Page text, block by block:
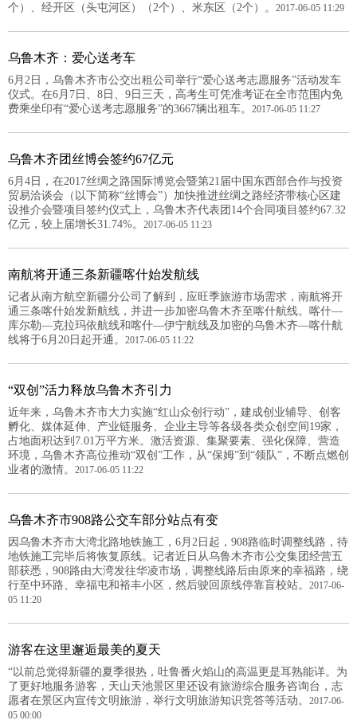
个）、经开区（头屯河区）（2个）、米东区（2个）。 2017-06-05 11:29
乌鲁木齐：爱心送考车
6月2日，乌鲁木齐市公交出租公司举行“爱心送考志愿服务”活动发车
仪式。在6月7日、8日、9日三天，高考生可凭准考证在全市范围内免
费乘坐印有“爱心送考志愿服务”的3667辆出租车。 2017-06-05 11:27
乌鲁木齐团丝博会签约67亿元
6月4日，在2017丝绸之路国际博览会暨第21届中国东西部合作与投资
贸易洽谈会（以下简称“丝博会”）加快推进丝绸之路经济带核心区建
设推介会暨项目签约仪式上，乌鲁木齐代表团14个合同项目签约67.32
亿元，较上届增长31.74%。 2017-06-05 11:23
南航将开通三条新疆喀什始发航线
记者从南方航空新疆分公司了解到，应旺季旅游市场需求，南航将开
通三条喀什始发新航线，并进一步加密乌鲁木齐至喀什航线。喀什—
库尔勒—克拉玛依航线和喀什—伊宁航线及加密的乌鲁木齐—喀什航
线将于6月20日起开通。 2017-06-05 11:22
“双创”活力释放乌鲁木齐引力
近年来，乌鲁木齐市大力实施“红山众创行动”，建成创业辅导、创客
孵化、媒体延伸、产业链服务、企业主导等各级各类众创空间19家，
占地面积达到7.01万平方米。激活资源、集聚要素、强化保障、营造
环境，乌鲁木齐高位推动“双创”工作，从“保姆”到“领队”，不断点燃创
业者的激情。 2017-06-05 11:22
乌鲁木齐市908路公交车部分站点有变
因乌鲁木齐市大湾北路地铁施工，6月2日起，908路临时调整线路，待
地铁施工完毕后将恢复原线。记者近日从乌鲁木齐市公交集团经营五
部获悉，908路由大湾发往华凌市场，调整线路后由原来的幸福路，绕
行至中环路、幸福屯和裕丰小区，然后驶回原线停靠盲校站。 2017-06-
05 11:20
游客在这里邂逅最美的夏天
“以前总觉得新疆的夏季很热，吐鲁番火焰山的高温更是耳熟能详。为
了更好地服务游客，天山天池景区里还设有旅游综合服务咨询台，志
愿者在景区内宣传文明旅游，举行文明旅游知识竞答等活动。 2017-06-
05 00:00